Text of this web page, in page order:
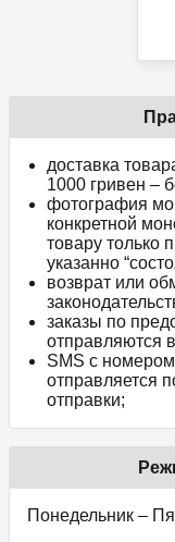
доставка
1000 гривен –
фотография
конкретной
товару только
указанно
возврат или
заказы по
отправляются
SMS с
отправляется
отправки;
Понедельник –